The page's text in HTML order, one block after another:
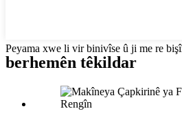
Peyama xwe li vir binivîse û ji me re
berhemên têkildar